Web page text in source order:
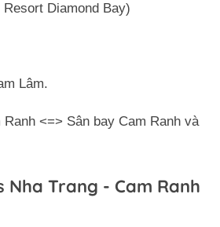
Resort Diamond Bay)
Lâm.
Ranh <=> Sân bay Cam Ranh và
Nha Trang - Cam Ranh